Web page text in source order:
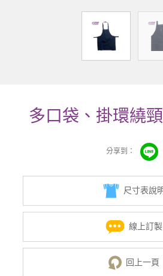
多口袋、掛環繞
尺寸表說
線上訂製
回上一頁